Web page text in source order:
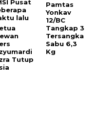
Tutup
Pamtas
Yonkav
12/BC
Tangkap 3
Tersangka
Sabu 6,3
Kg